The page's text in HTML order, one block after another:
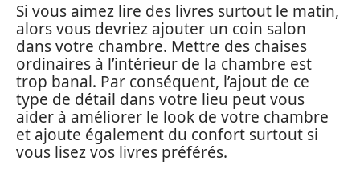
Si vous aimez lire des livres surtout le matin,
alors vous devriez ajouter un coin salon
dans votre chambre. Mettre des chaises
ordinaires à l’intérieur de la chambre est
trop banal. Par conséquent, l’ajout de ce
type de détail dans votre lieu peut vous
aider à améliorer le look de votre chambre
et ajoute également du confort surtout si
vous lisez vos livres préférés.